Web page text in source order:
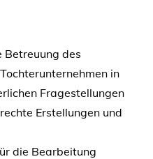
Betreuung des
in
Fragestellungen
Erstellungen und
die Bearbeitung